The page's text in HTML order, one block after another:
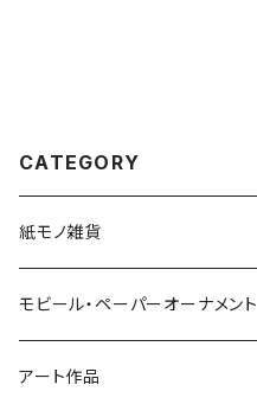
CATEGORY
紙モノ雑貨
切り絵グリーティングカード
LED用ペーパーシェード
モビール・ペーパーオーナメント
モビール
アート作品